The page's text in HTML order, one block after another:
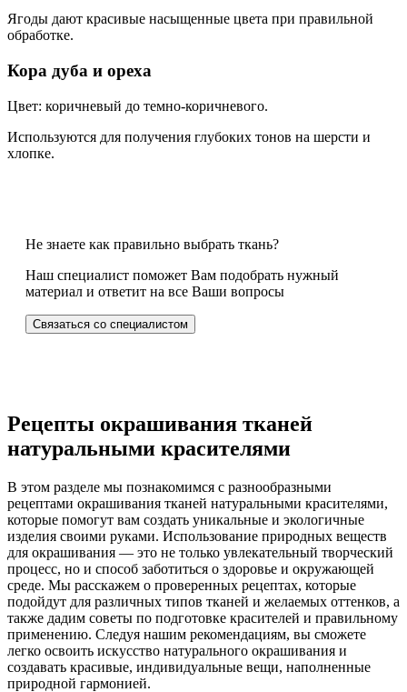
Ягоды дают красивые насыщенные цвета при правильной
обработке.
Кора дуба и ореха
Цвет: коричневый до темно-коричневого.
Используются для получения глубоких тонов на шерсти и
хлопке.
Не знаете как правильно выбрать ткань?
Наш специалист поможет Вам подобрать нужный
материал и ответит на все Ваши вопросы
Связаться со специалистом
Рецепты окрашивания тканей
натуральными красителями
В этом разделе мы познакомимся с разнообразными
рецептами окрашивания тканей натуральными красителями,
которые помогут вам создать уникальные и экологичные
изделия своими руками. Использование природных веществ
для окрашивания — это не только увлекательный творческий
процесс, но и способ заботиться о здоровье и окружающей
среде. Мы расскажем о проверенных рецептах, которые
подойдут для различных типов тканей и желаемых оттенков, а
также дадим советы по подготовке красителей и правильному
применению. Следуя нашим рекомендациям, вы сможете
легко освоить искусство натурального окрашивания и
создавать красивые, индивидуальные вещи, наполненные
природной гармонией.